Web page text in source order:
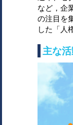
など，企
の注目を
した「人
主な